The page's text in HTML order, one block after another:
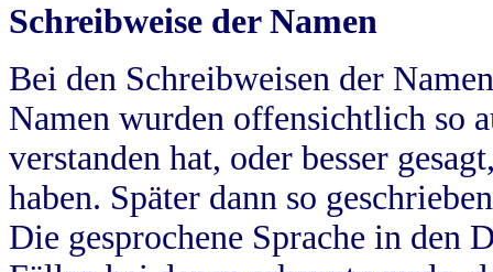
Schreibweise der Namen
Bei den Schreibweisen der
Namen wurden offensichtlich so
verstanden hat, oder besser
haben. Später dann so
Die gesprochene Sprache in